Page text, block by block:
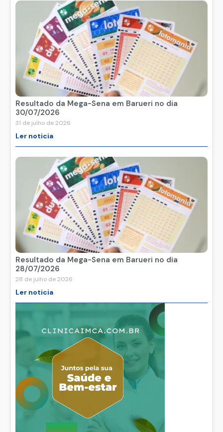
Resultado da Mega-Sena em Barueri no dia
30/07/2026
31 de julho de 2026
Ler noticia
Resultado da Mega-Sena em Barueri no dia
28/07/2026
28 de julho de 2026
Ler noticia